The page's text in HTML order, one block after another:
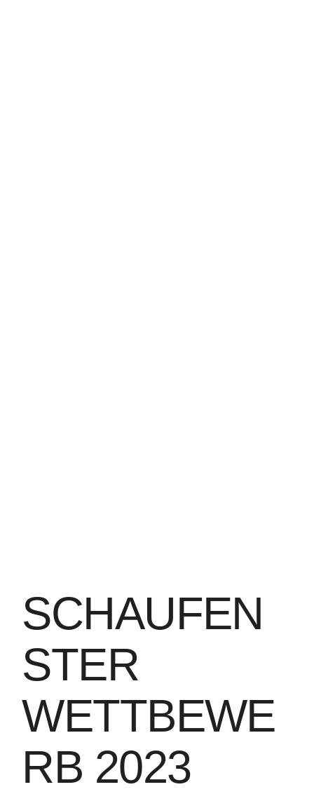
SCHAUFEN
STER
WETTBEWE
RB 2023